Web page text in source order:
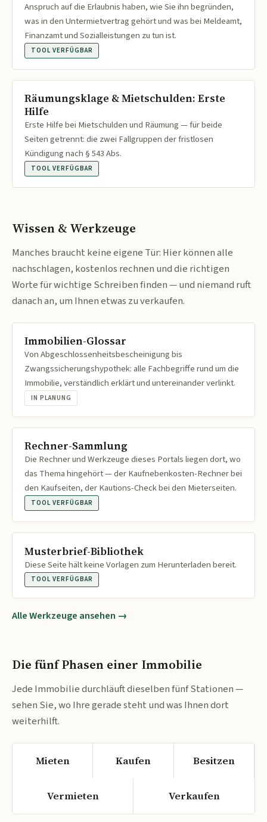
Anspruch auf die Erlaubnis haben, wie Sie ihn begründen,
was in den Untermietvertrag gehört und was bei Meldeamt,
Finanzamt und Sozialleistungen zu tun ist.
TOOL VERFÜGBAR
Räumungsklage & Mietschulden: Erste
Hilfe
Erste Hilfe bei Mietschulden und Räumung — für beide
Seiten getrennt: die zwei Fallgruppen der fristlosen
Kündigung nach § 543 Abs.
TOOL VERFÜGBAR
Wissen & Werkzeuge
Manches braucht keine eigene Tür: Hier können alle
nachschlagen, kostenlos rechnen und die richtigen
Worte für wichtige Schreiben finden — und niemand ruft
danach an, um Ihnen etwas zu verkaufen.
Immobilien-Glossar
Von Abgeschlossenheitsbescheinigung bis
Zwangssicherungshypothek: alle Fachbegriffe rund um die
Immobilie, verständlich erklärt und untereinander verlinkt.
IN PLANUNG
Rechner-Sammlung
Die Rechner und Werkzeuge dieses Portals liegen dort, wo
das Thema hingehört — der Kaufnebenkosten-Rechner bei
den Kaufseiten, der Kautions-Check bei den Mieterseiten.
TOOL VERFÜGBAR
Musterbrief-Bibliothek
Diese Seite hält keine Vorlagen zum Herunterladen bereit.
TOOL VERFÜGBAR
Alle Werkzeuge ansehen →
Die fünf Phasen einer Immobilie
Jede Immobilie durchläuft dieselben fünf Stationen —
sehen Sie, wo Ihre gerade steht und was Ihnen dort
weiterhilft.
Mieten Kaufen Besitzen
Vermieten Verkaufen